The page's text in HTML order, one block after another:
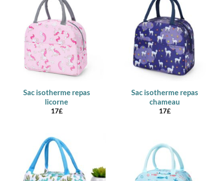
Sac isotherme repas
licorne
17£
Sac isotherme repas
chameau
17£